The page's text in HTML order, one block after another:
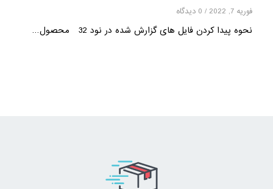
فوریه 7, 2022 / 0 دیدگاه
نحوه پیدا کردن فایل های گزارش شده در نود 32 محصول…